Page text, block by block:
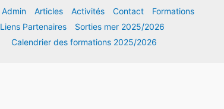
Admin Articles Activités Contact
Formations
Liens Partenaires
Sorties mer 2025/2026
Calendrier des formations 2025/2026